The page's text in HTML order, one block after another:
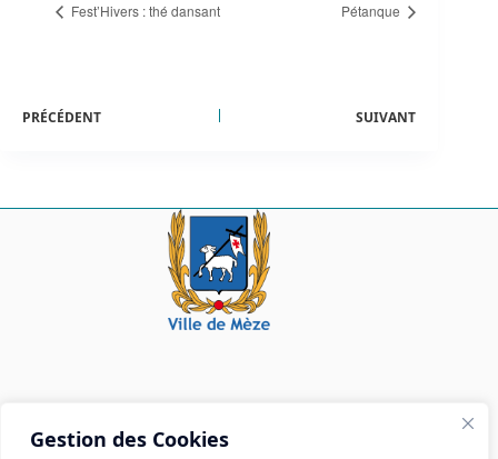
Gestion des Cookies
Fest’Hivers : thé dansant Pétanque
PRÉCÉDENT SUIVANT
Mairie de Mèze